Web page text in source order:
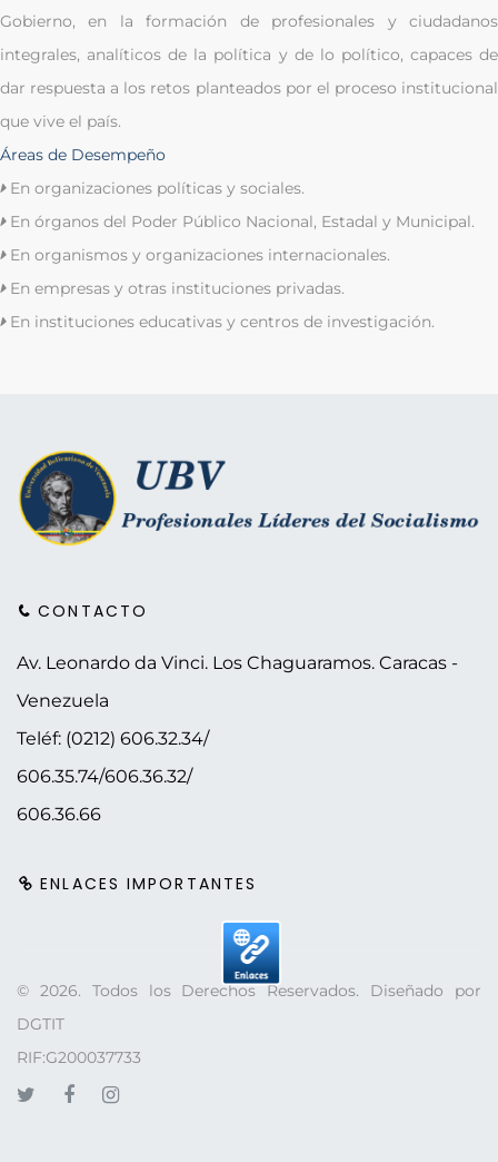
Gobierno, en la formación de profesionales y ciudadanos
integrales, analíticos de la política y de lo político, capaces de
dar respuesta a los retos planteados por el proceso institucional
que vive el país.
Áreas de Desempeño
En organizaciones políticas y sociales.
En órganos del Poder Público Nacional, Estadal y Municipal.
En organismos y organizaciones internacionales.
En empresas y otras instituciones privadas.
En instituciones educativas y centros de investigación.
CONTACTO
Av. Leonardo da Vinci. Los Chaguaramos. Caracas -
Venezuela
Teléf: (0212) 606.32.34/
606.35.74/606.36.32/
606.36.66
ENLACES IMPORTANTES
© 2026. Todos los Derechos Reservados. Diseñado por
DGTIT
RIF:G200037733